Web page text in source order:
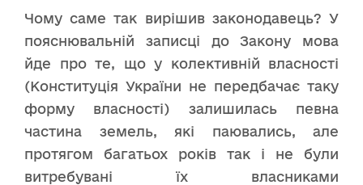
Чому саме так вирішив законодавець? У
пояснювальній записці до Закону мова
йде про те, що у колективній власності
(Конституція України не передбачає таку
форму власності) залишилась певна
частина земель, які паювались, але
протягом багатьох років так і не були
витребувані їх власниками